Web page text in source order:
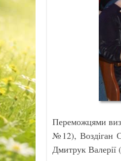
Переможцями
№12), Воздіган
Дмитрук